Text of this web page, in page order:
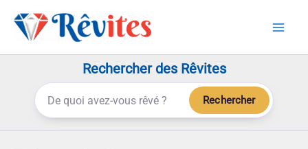
Rechercher des Rêvites
Rechercher